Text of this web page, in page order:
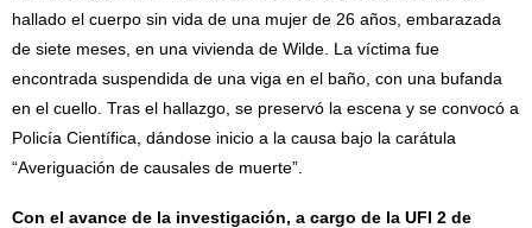
hallado el cuerpo sin vida de una mujer de 26 años, embarazada
de siete meses, en una vivienda de Wilde. La víctima fue
encontrada suspendida de una viga en el baño, con una bufanda
en el cuello. Tras el hallazgo, se preservó la escena y se convocó a
Policía Científica, dándose inicio a la causa bajo la carátula
“Averiguación de causales de muerte”.
Con el avance de la investigación, a cargo de la UFI 2 de